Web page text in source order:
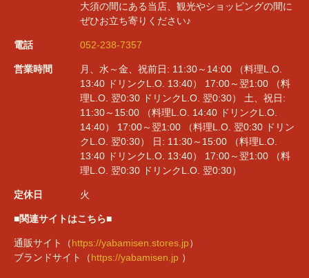
大須の間にある当店、観光やショッピングの間に
ぜひお立ち寄りください♪
電話 052-238-7357
営業時間
月、水～金、祝前日: 11:30～14:00 （料理L.O.
13:40 ドリンクL.O. 13:40） 17:00～翌1:00 （料
理L.O. 翌0:30 ドリンクL.O. 翌0:30） 土、祝日:
11:30～15:00 （料理L.O. 14:40 ドリンクL.O.
14:40） 17:00～翌1:00 （料理L.O. 翌0:30 ドリン
クL.O. 翌0:30） 日: 11:30～15:00 （料理L.O.
13:40 ドリンクL.O. 13:40） 17:00～翌1:00 （料
理L.O. 翌0:30 ドリンクL.O. 翌0:30）
定休日 火
■関連サイトはこちら■
通販サイト（https://yabamisen.stores.jp）
ブランドサイト（https://yabamisen.jp ）